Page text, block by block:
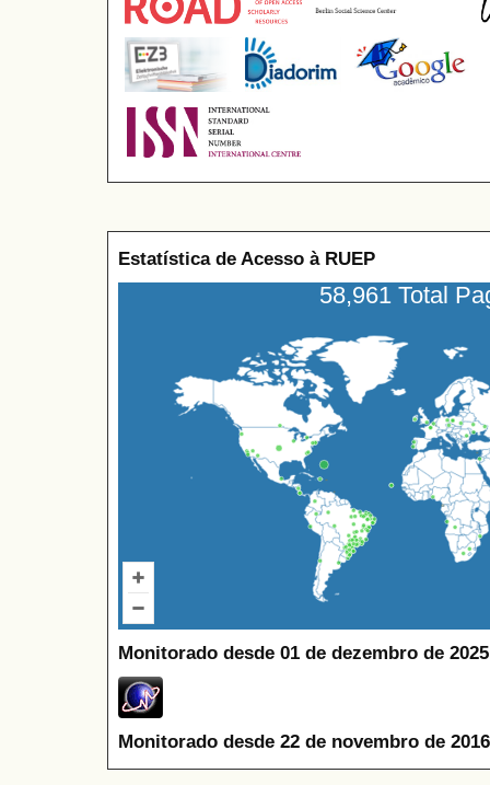
Estatística de Acesso à RUEP
58,961 Total
Monitorado desde 01 de dezembro de
Monitorado desde 22 de novembro de